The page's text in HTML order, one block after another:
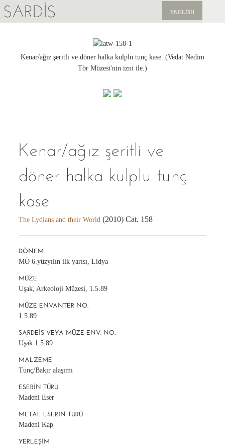
SARDIS ENGLISH
YAYINLAR
Kenar/ağız şeritli ve döner halka kulplu tunç kase. (Vedat Nedim
Tör Müzesi'nin izni ile.)
Kenar/ağız şeritli ve
döner halka kulplu tunç
kase
The Lydians and their World (2010) Cat. 158
DÖNEM
MÖ 6.yüzyılın ilk yarısı, Lidya
MÜZE
Uşak, Arkeoloji Müzesi, 1.5.89
MÜZE ENVANTER NO.
1.5.89
SARDEIS VEYA MÜZE ENV. NO.
Uşak 1.5.89
MALZEME
Tunç/Bakır alaşımı
ESERIN TÜRÜ
Madeni Eser
METAL ESERIN TÜRÜ
Madeni Kap
YERLEŞIM